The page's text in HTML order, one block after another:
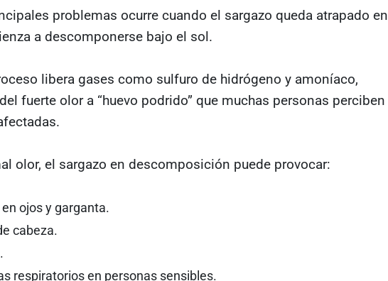
problemas ocurre cuando el sargazo queda atrapado en
a descomponerse bajo el sol.
libera gases como sulfuro de hidrógeno y amoníaco,
fuerte olor a “huevo podrido” que muchas personas perciben
olor, el sargazo en descomposición puede provocar:
ojos y garganta.
cabeza.
respiratorios en personas sensibles.